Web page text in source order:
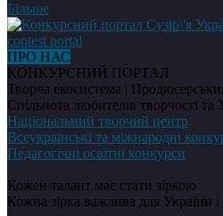
Більше
ПРО НАС
КОНКУРСНИЙ ПОРТАЛ
Творча екосистема |
Спільнота любителів творчості та
Національний творчий центр
Всеукраїнські та міжнародні
Педагогічні освітні конкурси
Кожен талант має стати зіркою
Кожна зірка важлива для України і